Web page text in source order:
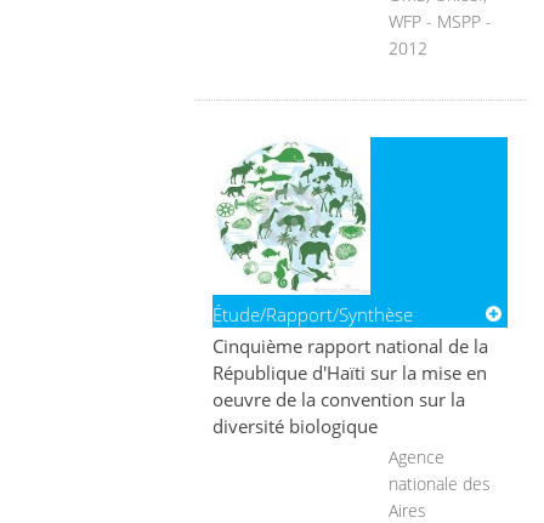
WFP - MSPP -
2012
Étude/Rapport/Synthèse
Cinquième rapport national de la
République d'Haïti sur la mise en
oeuvre de la convention sur la
diversité biologique
Agence
nationale des
Aires